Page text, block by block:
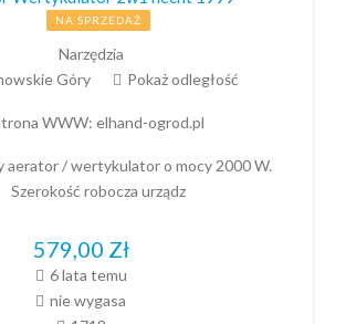
NA SPRZEDAŻ
Narzędzia
Góry
Pokaż odległość
WWW: elhand-ogrod.pl
aerator / wertykulator o mocy 2000 W.
Szerokość robocza urządz
579,00 Zł
6 lata temu
nie wygasa